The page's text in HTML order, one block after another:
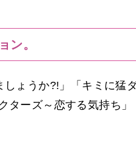
ン。
ょうか?!」「キミに猛ダ
ターズ～恋する気持ち」